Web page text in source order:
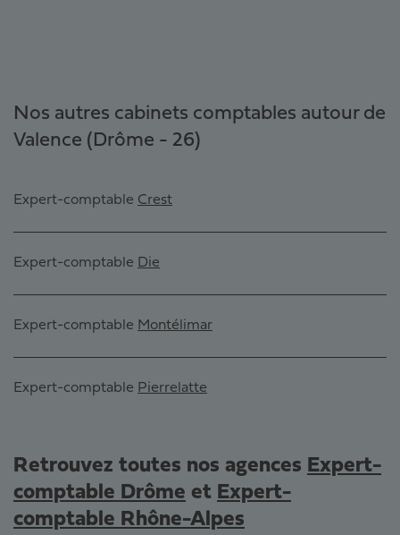
Nos autres cabinets comptables autour de
Valence (Drôme - 26)
Expert-comptable Crest
Expert-comptable Die
Expert-comptable Montélimar
Expert-comptable Pierrelatte
Retrouvez toutes nos agences Expert-
comptable Drôme et Expert-
comptable Rhône-Alpes